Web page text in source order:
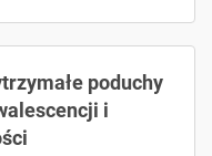
poduchy
i